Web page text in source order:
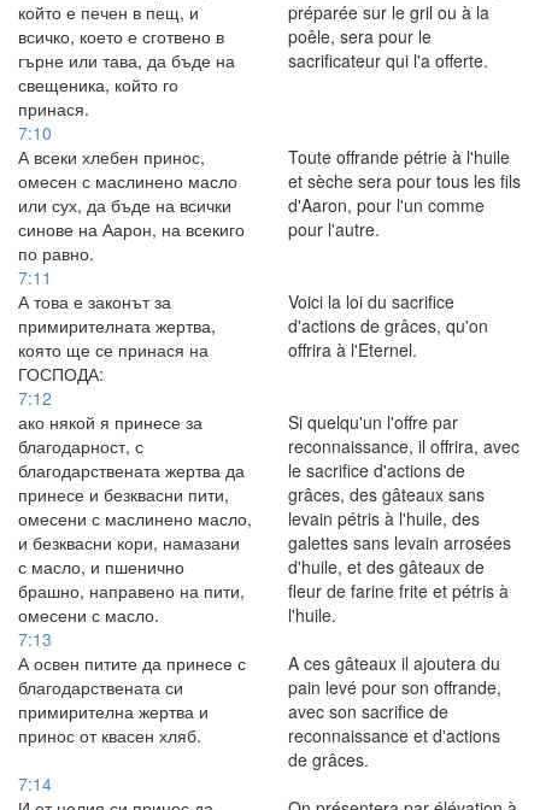
който е печен в пещ, и
всичко, което е сготвено в
гърне или тава, да бъде на
свещеника, който го
принася.
préparée sur le gril ou à la
poêle, sera pour le
sacrificateur qui l'a offerte.
7:10
А всеки хлебен принос,
омесен с маслинено масло
или сух, да бъде на всички
синове на Аарон, на всекиго
по равно.
Toute offrande pétrie à l'huile
et sèche sera pour tous les fils
d'Aaron, pour l'un comme
pour l'autre.
7:11
А това е законът за
примирителната жертва,
която ще се принася на
ГОСПОДА:
Voici la loi du sacrifice
d'actions de grâces, qu'on
offrira à l'Eternel.
7:12
ако някой я принесе за
благодарност, с
благодарствената жертва да
принесе и безквасни пити,
омесени с маслинено масло,
и безквасни кори, намазани
с масло, и пшенично
брашно, направено на пити,
омесени с масло.
Si quelqu'un l'offre par
reconnaissance, il offrira, avec
le sacrifice d'actions de
grâces, des gâteaux sans
levain pétris à l'huile, des
galettes sans levain arrosées
d'huile, et des gâteaux de
fleur de farine frite et pétris à
l'huile.
7:13
А освен питите да принесе с
благодарствената си
примирителна жертва и
принос от квасен хляб.
A ces gâteaux il ajoutera du
pain levé pour son offrande,
avec son sacrifice de
reconnaissance et d'actions
de grâces.
7:14